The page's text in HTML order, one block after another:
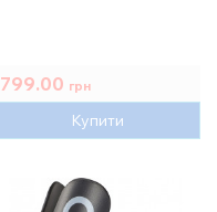
799.00 грн
Купити